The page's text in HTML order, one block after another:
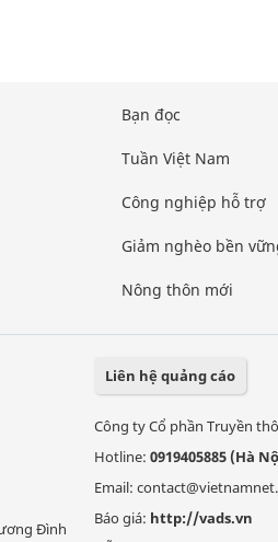
Bạn đọc
Tuần Việt Nam
Công nghiệp hỗ trợ
Giảm nghèo bền
Nông thôn mới
Đình
Liên hệ quảng cáo
Công ty Cổ phần Truyền
Hotline: 0919405885 (Hà
Email:
Báo giá: http://vads.vn